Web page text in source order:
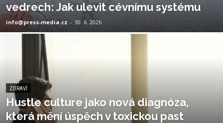
vedrech: Jak ulevit cévnímu systému
info@press-media.cz - 30. 6. 2026
ZDRAVÍ
Hustle culture jako nová diagnóza,
která mění úspěch v toxickou past